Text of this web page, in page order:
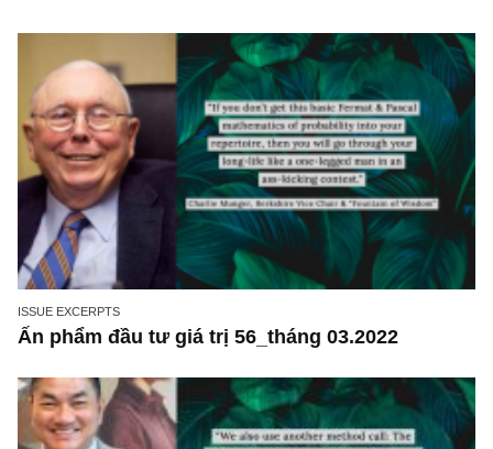
ISSUE EXCERPTS
Ấn phẩm đầu tư giá trị 56_tháng 03.2022